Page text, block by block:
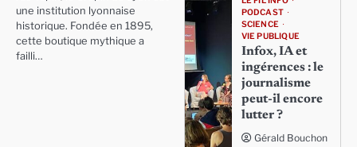
une institution lyonnaise
historique. Fondée en 1895,
cette boutique mythique a
failli…
PODCAST
SCIENCE
VIE PUBLIQUE
Infox, IA et
ingérences : le
journalisme
peut-il encore
lutter ?
Gérald Bouchon